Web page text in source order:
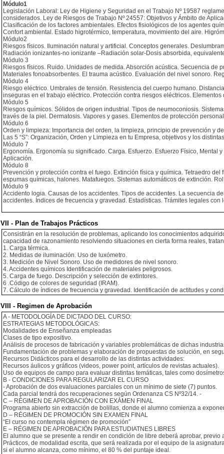
Módulo1
Legislación Laboral: Ley de Higiene y Seguridad en el Trabajo Nº 19587
considerados. Ley de Riesgos de Trabajo Nº 24557: Objetivos y Ámbito de
Clasificación de los factores ambientales. Efectos fisiológicos de los agentes
Confort ambiental. Estado higrotérmico, temperatura, movimiento del aire.
Módulo2
Riesgos físicos. Iluminación natural y artificial. Conceptos generales.
Radiación ionizantes-no ionizante –Radiación solar-Dosis absorbida,
Módulo 3
Riesgos físicos. Ruido. Unidades de medida. Absorción acústica. Secuencia de
Materiales fonoabsorbentes. El trauma acústico. Evaluación del nivel sonoro.
Módulo 4
Riesgo eléctrico. Umbrales de tensión. Resistencia del cuerpo humano.
inseguras en el trabajo eléctrico. Protección contra riesgos eléctricos. Elementos
Módulo 5
Riesgos químicos. Sólidos de origen industrial. Tipos de neumoconiosis.
través de la piel. Dermatosis. Vapores y gases. Elementos de protección
Módulo 6
Orden y limpieza: Importancia del orden, la limpieza, principio de prevención y
Las 5 “S”: Organización, Orden y Limpieza en tu Empresa, objetivos y los
Módulo 7
Ergonomía. Ergonomía su significado. Carga. Esfuerzo. Esfuerzo Físico, Mental
Aplicación.
Módulo 8
Prevención y protección contra el fuego. Extinción física y química. Tetraedro
espumas químicas, halones. Matafuegos. Sistemas automáticos de extinción.
Módulo 9
Accidento logia. Causas de los accidentes. Tipos de accidentes. La secuencia
accidentes. Índices de frecuencia y gravedad. Estadísticas. Trámites legales con
VII - Plan de Trabajos Prácticos
Consistirán en la resolución de problemas, aplicando los conocimientos
capacidad de razonamiento resolviendo situaciones en cierta forma reales,
1. Carga térmica.
2. Medidas de iluminación. Uso de luxómetro.
3. Medición de Nivel Sonoro. Uso de medidores de nivel sonoro.
4. Accidentes químicos Identificación de materiales peligrosos.
5. Carga de fuego. Descripción y selección de extintores.
6 .Código de colores de seguridad (IRAM).
7. Cálculo de índices de frecuencia y gravedad. Identificación de actitudes y
VIII - Regimen de Aprobación
A - METODOLOGÍA DE DICTADO DEL CURSO:
ESTRATEGIAS METODOLÓGICAS:
Modalidades de Enseñanza empleadas
Clases de tipo expositivo.
Análisis de procesos de fabricación y variables problemáticas de dichas
Fundamentación de problemas y elaboración de propuestas de solución, en
Recursos Didácticos para el desarrollo de las distintas actividades:
Recursos áulicos y gráficos (videos, power point, artículos de revistas actuales).
Uso de equipos de campo para evaluar distintas temáticas, tales como
B - CONDICIONES PARA REGULARIZAR EL CURSO
- Aprobación de dos evaluaciones parciales con un mínimo de siete (7) puntos.
Cada parcial tendrá dos recuperaciones según Ordenanza CS Nº32/14. -
C – RÉGIMEN DE APROBACIÓN CON EXÁMEN FINAL
Programa abierto sin extracción de bolillas, donde el alumno comienza a
D – RÉGIMEN DE PROMOCIÓN SIN EXAMEN FINAL
“El curso no contempla régimen de promoción”
E – RÉGIMEN DE APROBACIÓN PARA ESTUDIATNES LIBRES
El alumno que se presente a rendir en condición de libre deberá aprobar,
Prácticos, de modalidad escrita, que será realizada por el equipo de la
si el alumno alcanza, como mínimo, el 80 % del puntaje ideal.